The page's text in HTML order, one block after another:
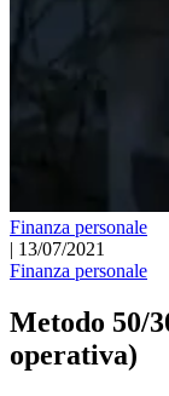
Finanza personale
| 13/07/2021
Finanza personale
Metodo 50/
operativa)